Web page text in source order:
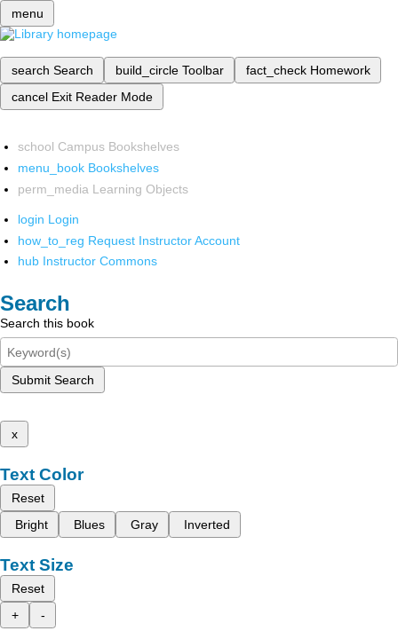
menu
search Search build_circle Toolbar fact_check Homework
cancel Exit Reader Mode
school Campus Bookshelves
menu_book Bookshelves
perm_media Learning Objects
login Login
how_to_reg Request Instructor Account
hub Instructor Commons
Search
Search this book
Submit Search
x
Text Color
Reset
Bright
Blues Gray Inverted
Text Size
Reset
+
-